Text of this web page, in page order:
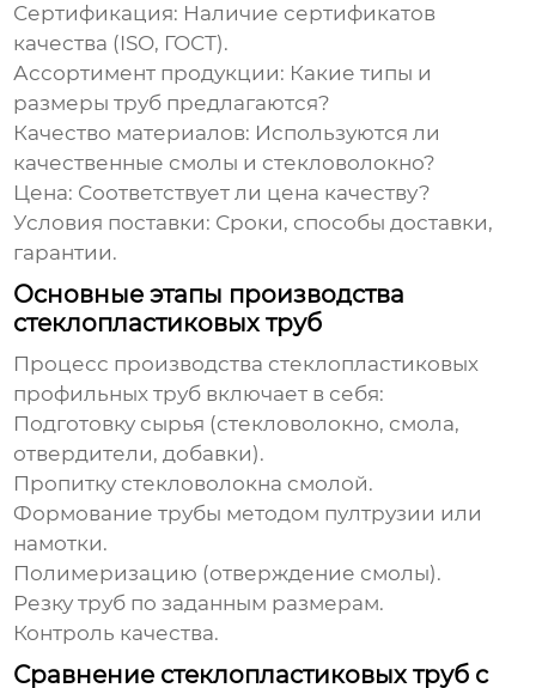
Сертификация: Наличие сертификатов
качества (ISO, ГОСТ).
Ассортимент продукции: Какие типы и
размеры труб предлагаются?
Качество материалов: Используются ли
качественные смолы и стекловолокно?
Цена: Соответствует ли цена качеству?
Условия поставки: Сроки, способы доставки,
гарантии.
Основные этапы производства
стеклопластиковых труб
Процесс производства стеклопластиковых
профильных труб включает в себя:
Подготовку сырья (стекловолокно, смола,
отвердители, добавки).
Пропитку стекловолокна смолой.
Формование трубы методом пултрузии или
намотки.
Полимеризацию (отверждение смолы).
Резку труб по заданным размерам.
Контроль качества.
Сравнение стеклопластиковых труб с